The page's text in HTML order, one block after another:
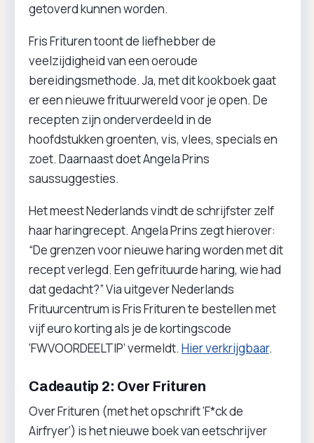
getoverd kunnen worden.
Fris Frituren toont de liefhebber de
veelzijdigheid van een oeroude
bereidingsmethode. Ja, met dit kookboek gaat
er een nieuwe frituurwereld voor je open. De
recepten zijn onderverdeeld in de
hoofdstukken groenten, vis, vlees, specials en
zoet. Daarnaast doet Angela Prins
saussuggesties.
Het meest Nederlands vindt de schrijfster zelf
haar haringrecept. Angela Prins zegt hierover:
“De grenzen voor nieuwe haring worden met dit
recept verlegd. Een gefrituurde haring, wie had
dat gedacht?” Via uitgever Nederlands
Frituurcentrum is Fris Frituren te bestellen met
vijf euro korting als je de kortingscode
‘FWVOORDEELTIP’ vermeldt. Hier verkrijgbaar.
Cadeautip 2: Over Frituren
Over Frituren (met het opschrift ‘F*ck de
Airfryer’) is het nieuwe boek van eetschrijver